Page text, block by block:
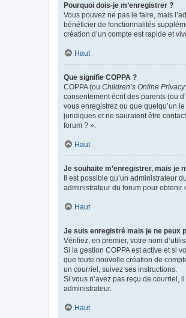
Pourquoi dois-je m’enregistrer ?
Vous pouvez ne pas le faire, mais
bénéficier de fonctionnalités
création d’un compte est rapide et
Haut
Que signifie COPPA ?
COPPA (ou Children’s Online
consentement écrit des parents (ou
vous enregistrez ou que quelqu’un
juridiques et ne sauraient être
forum ? ».
Haut
Je souhaite m’enregistrer, mais je
Il est possible qu’un administrateur
administrateur du forum pour obtenir
Haut
Je suis enregistré mais je ne peux
Vérifiez, en premier, votre nom
Si la gestion COPPA est active et si
que toute nouvelle création de
un courriel, suivez ses instructions.
Si vous n’avez pas reçu de courriel,
administrateur.
Haut